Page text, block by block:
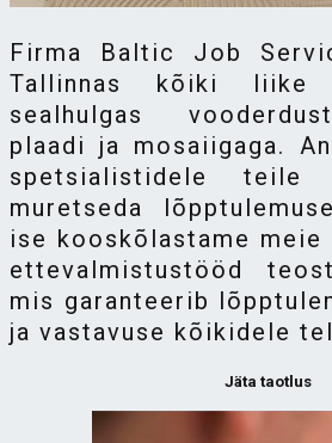
Firma Baltic Job
Tallinnas kõiki liike
sealhulgas
plaadi ja mosaiigaga.
spetsialistidele
muretseda
ise kooskõlastame
ettevalmistustööd
mis garanteerib
ja vastavuse kõikidele
Jäta taotlus